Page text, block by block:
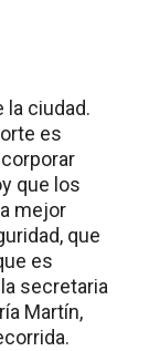
la ciudad.
es
que los
mejor
que
es
secretaria
Martín,